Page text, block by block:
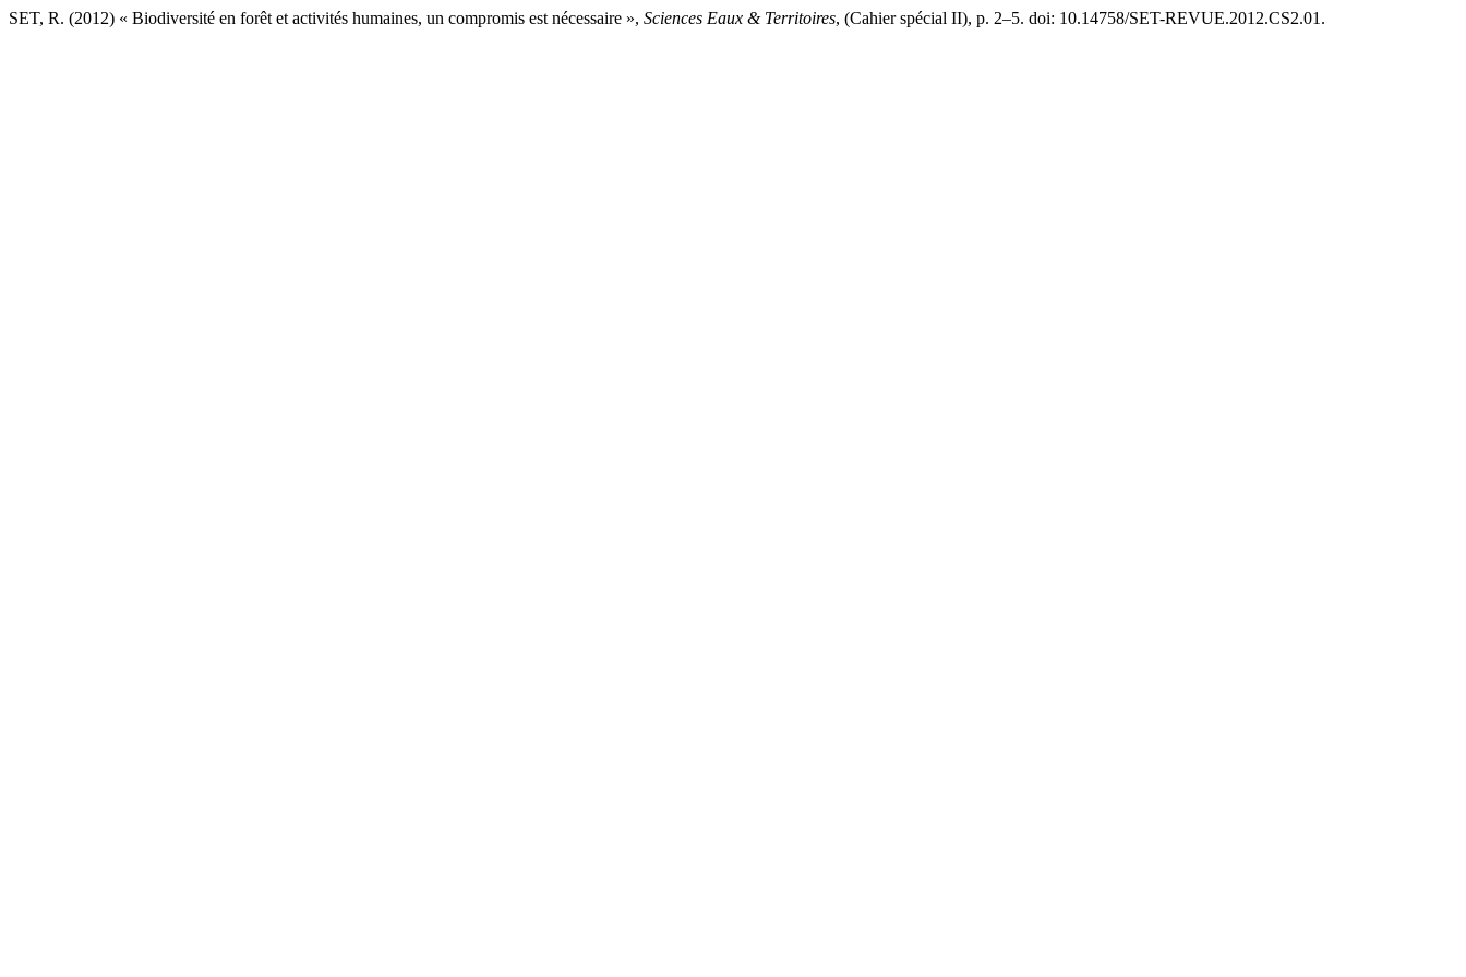
SET, R. (2012) « Biodiversité en forêt et activités humaines, un compromis est nécessaire », Sciences Eaux & Territoires, (Cahier spécial II), p. 2–5. doi: 10.14758/SET-REVUE.2012.CS2.01.